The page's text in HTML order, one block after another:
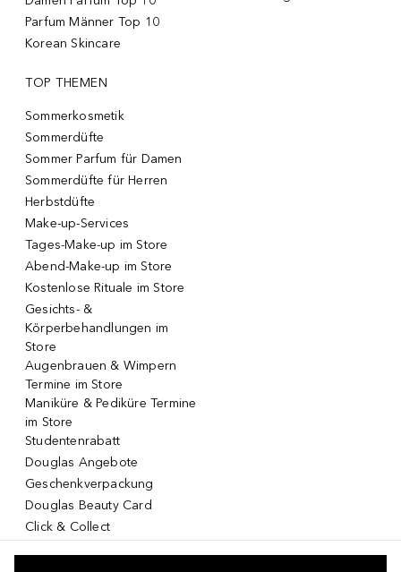
Parfum Männer Top 10
Korean Skincare
TOP THEMEN
Sommerkosmetik
Sommerdüfte
Sommer Parfum für Damen
Sommerdüfte für Herren
Herbstdüfte
Make-up-Services
Tages-Make-up im Store
Abend-Make-up im Store
Kostenlose Rituale im Store
Gesichts- &
Körperbehandlungen im
Store
Augenbrauen & Wimpern
Termine im Store
Maniküre & Pediküre Termine
im Store
Studentenrabatt
Douglas Angebote
Geschenkverpackung
Douglas Beauty Card
Click & Collect